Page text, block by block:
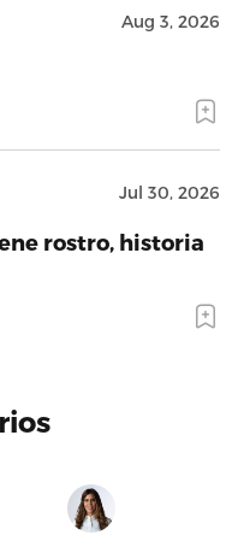
Aug 3, 2026
Jul 30, 2026
rostro, historia